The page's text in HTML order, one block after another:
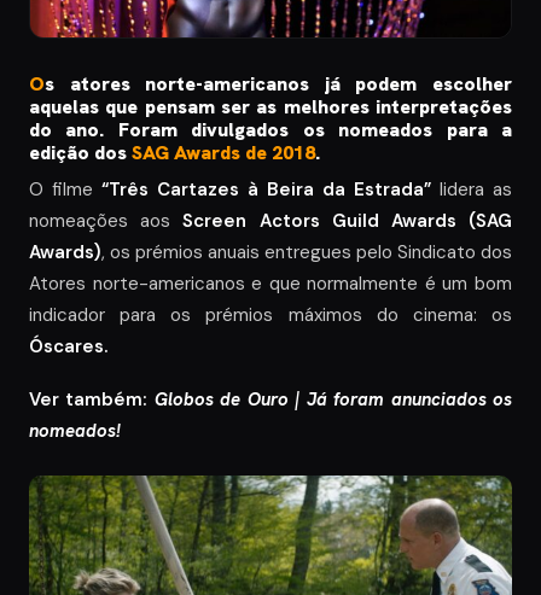
Os atores norte-americanos já podem escolher
aquelas que pensam ser as melhores interpretações
do ano.
Foram divulgados os nomeados para a
edição dosSAG Awards de 2018.
O filme “Três Cartazes à Beira da Estrada” lidera as
nomeações aosScreen Actors Guild Awards (SAG
Awards), os prémios anuais entregues pelo Sindicato dos
Atores norte-americanos e que normalmente é um bom
indicador para os prémios máximos do cinema: os
Óscares.
Ver também: Globos de Ouro | Já foram anunciados os
nomeados!